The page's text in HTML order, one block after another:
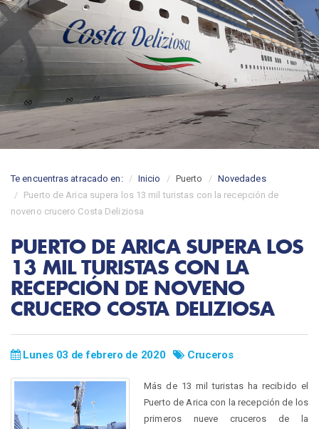
Te encuentras atracado en: Inicio Puerto
Novedades
Puerto de Arica supera los 13 mil turistas con la recepción de
noveno crucero Costa Deliziosa
PUERTO DE ARICA SUPERA LOS
13 MIL TURISTAS CON LA
RECEPCIÓN DE NOVENO
CRUCERO COSTA DELIZIOSA
Lunes 03 de febrero de 2020 Cruceros
Más de 13 mil turistas ha recibido el
Puerto de Arica con la recepción de los
primeros nueve cruceros de la